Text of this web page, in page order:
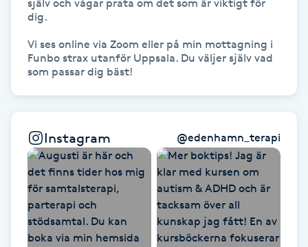
Klangmassage
Klippning & Slingor
Klippning ungdom
Koppningsmassage
själv och vågar prata om det som är viktigt för
dig.
Vi ses online via Zoom eller på min mottagning i
Funbo strax utanför Uppsala. Du väljer själv vad
Instagram @edenhamn_terapi